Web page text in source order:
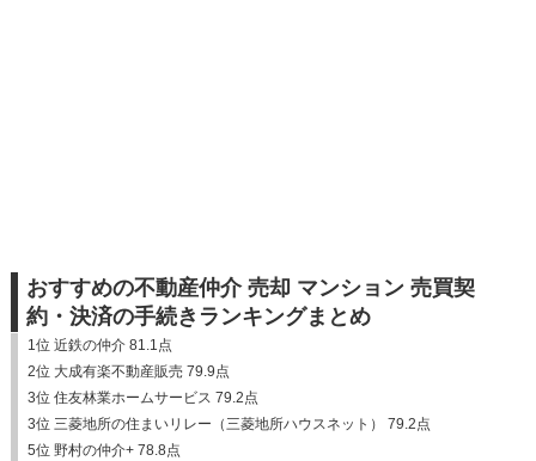
おすすめの不動産仲介 売却 マンション 売買契
約・決済の手続きランキングまとめ
1位 近鉄の仲介 81.1点
2位 大成有楽不動産販売 79.9点
3位 住友林業ホームサービス 79.2点
3位 三菱地所の住まいリレー（三菱地所ハウスネット） 79.2点
5位 野村の仲介+ 78.8点